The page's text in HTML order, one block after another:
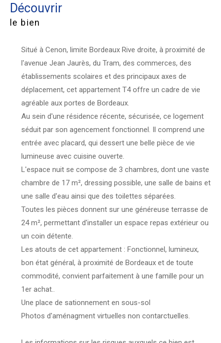
découvrir
le bien
Situé à Cenon, limite Bordeaux Rive droite, à proximité de
l'avenue Jean Jaurès, du Tram, des commerces, des
établissements scolaires et des principaux axes de
déplacement, cet appartement T4 offre un cadre de vie
agréable aux portes de Bordeaux.
Au sein d'une résidence récente, sécurisée, ce logement
séduit par son agencement fonctionnel. Il comprend une
entrée avec placard, qui dessert une belle pièce de vie
lumineuse avec cuisine ouverte.
L'espace nuit se compose de 3 chambres, dont une vaste
chambre de 17 m², dressing possible, une salle de bains et
une salle d'eau ainsi que des toilettes séparées.
Toutes les pièces donnent sur une généreuse terrasse de
24 m², permettant d'installer un espace repas extérieur ou
un coin détente.
Les atouts de cet appartement : Fonctionnel, lumineux,
bon état général, à proximité de Bordeaux et de toute
commodité, convient parfaitement à une famille pour un
1er achat..
Une place de sationnement en sous-sol
Photos d'aménagment virtuelles non contarctuelles.